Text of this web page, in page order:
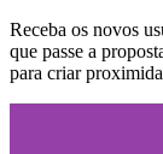
Receba os novos
que passe a
para criar